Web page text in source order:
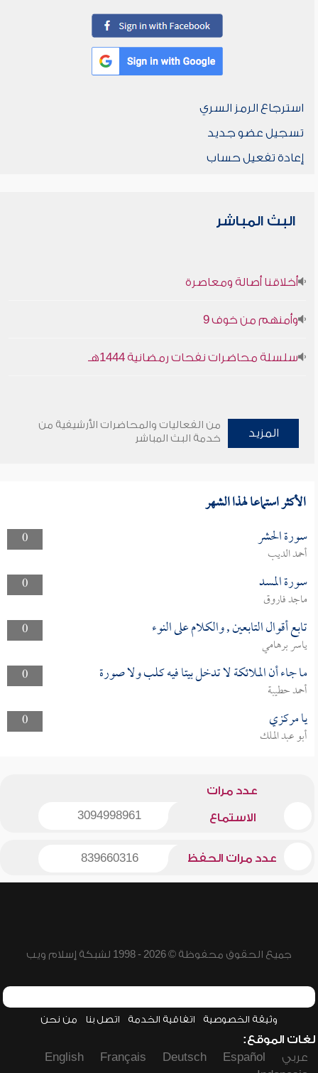
استرجاع الرمز السري
تسجيل عضو جديد
إعادة تفعيل حساب
البث المباشر
أخلاقنا أصالة ومعاصرة
وأمنهم من خوف 9
سلسلة محاضرات نفحات رمضانية 1444هـ
المزيد
من الفعاليات والمحاضرات الأرشيفية من
خدمة البث المباشر
الأكثر استماعا لهذا الشهر
0 سورة الحشر
أحمد الديب
0
سورة المسد
ماجد فاروق
0
تابع أقوال التابعين , والكلام على النوء
ياسر برهامي
0
ما جاء أن الملائكة لا تدخل بيتا فيه كلب ولا صورة
أحمد حطيبة
0
يا مركزي
أبو عبد الملك
عدد مرات
الاستماع 3094998961
عدد مرات الحفظ 839660316
جميع الحقوق محفوظة © 2026 - 1998 لشبكة إسلام ويب
وثيقة الخصوصية اتفاقية الخدمة اتصل بنا من نحن
لغات الموقع:
عربي
Español
Deutsch
Français
English